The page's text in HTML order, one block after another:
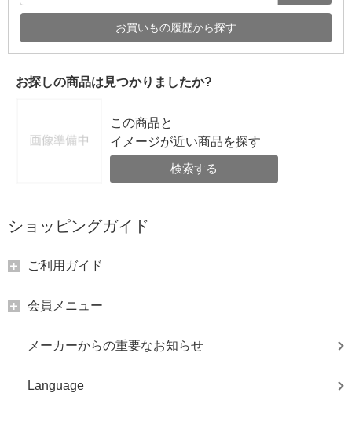
お買いもの履歴から探す
お探しの商品は見つかりましたか?
この商品と
イメージが近い商品を探す
検索する
ショッピングガイド
ご利用ガイド
会員メニュー
メーカーからの重要なお知らせ
Language